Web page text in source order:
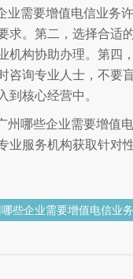
业需要增值电信业务
求。第二，选择合适
机构协助办理。第四
咨询专业人士，不要
到核心经营中。
州哪些企业需要增值
业服务机构获取针对性
哪些企业需要增值电信业